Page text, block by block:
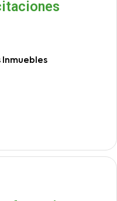
Inmuebles